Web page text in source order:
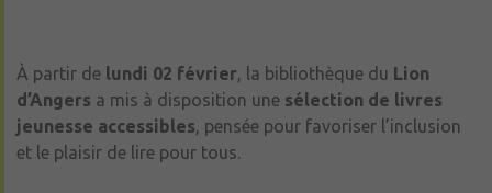
À partir de lundi 02 février, la bibliothèque du Lion
d’Angers a mis à disposition une sélection de livres
jeunesse accessibles, pensée pour favoriser l’inclusion
et le plaisir de lire pour tous.